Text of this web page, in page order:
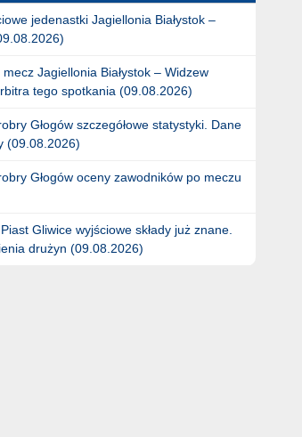
jedenastki Jagiellonia Białystok –
Jagiellonia Białystok – Widzew
tego spotkania (09.08.2026)
Głogów szczegółowe statystyki. Dane
(09.08.2026)
Głogów oceny zawodników po meczu
Gliwice wyjściowe składy już znane.
drużyn (09.08.2026)